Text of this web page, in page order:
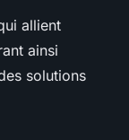
allient
ainsi
solutions